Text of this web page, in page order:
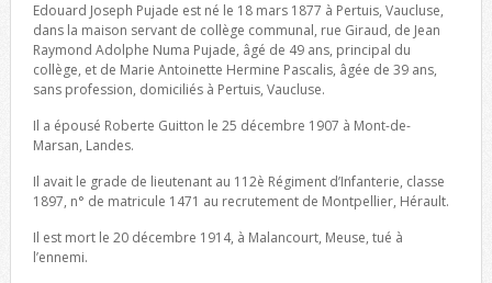
Edouard Joseph Pujade est né le 18 mars 1877 à Pertuis, Vaucluse,
dans la maison servant de collège communal, rue Giraud, de Jean
Raymond Adolphe Numa Pujade, âgé de 49 ans, principal du
collège, et de Marie Antoinette Hermine Pascalis, âgée de 39 ans,
sans profession, domiciliés à Pertuis, Vaucluse.
Il a épousé Roberte Guitton le 25 décembre 1907 à Mont-de-
Marsan, Landes.
Il avait le grade de lieutenant au 112è Régiment d’Infanterie, classe
1897, n° de matricule 1471 au recrutement de Montpellier, Hérault.
Il est mort le 20 décembre 1914, à Malancourt, Meuse, tué à
l’ennemi.